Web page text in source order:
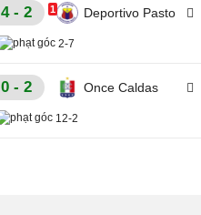
4 - 2 Deportivo Pasto
1
2-7
0 - 2 Once Caldas
12-2